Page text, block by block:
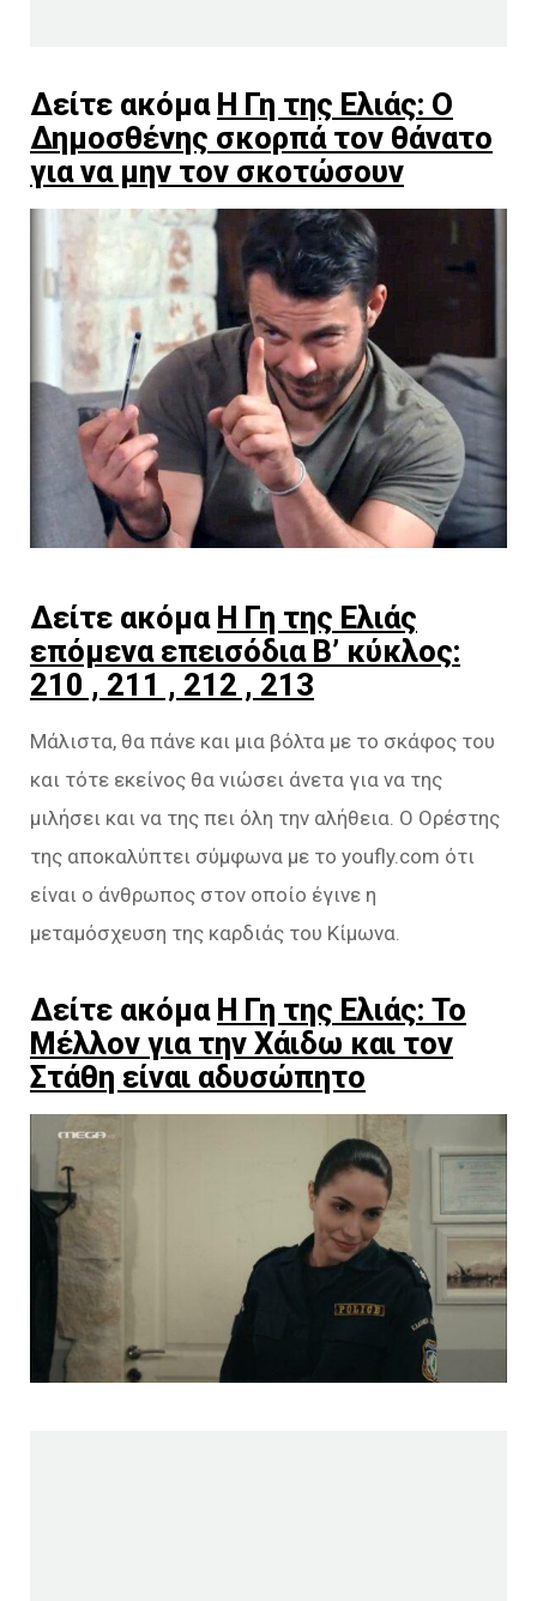
Δείτε ακόμα Η Γη της Ελιάς: Ο
Δημοσθένης σκορπά τον θάνατο
για να μην τον σκοτώσουν
Δείτε ακόμα Η Γη της Ελιάς
επόμενα επεισόδια Β’ κύκλος:
210 , 211 , 212 , 213
Μάλιστα, θα πάνε και μια βόλτα με το σκάφος του
και τότε εκείνος θα νιώσει άνετα για να της
μιλήσει και να της πει όλη την αλήθεια. Ο Ορέστης
της αποκαλύπτει σύμφωνα με το youfly.com ότι
είναι ο άνθρωπος στον οποίο έγινε η
μεταμόσχευση της καρδιάς του Κίμωνα.
Δείτε ακόμα Η Γη της Ελιάς: Το
Μέλλον για την Χάιδω και τον
Στάθη είναι αδυσώπητο